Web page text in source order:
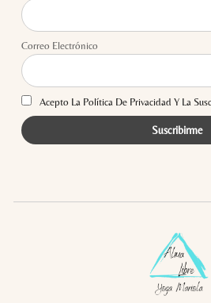
Correo Electrónico
Acepto La Política De Privacidad Y La